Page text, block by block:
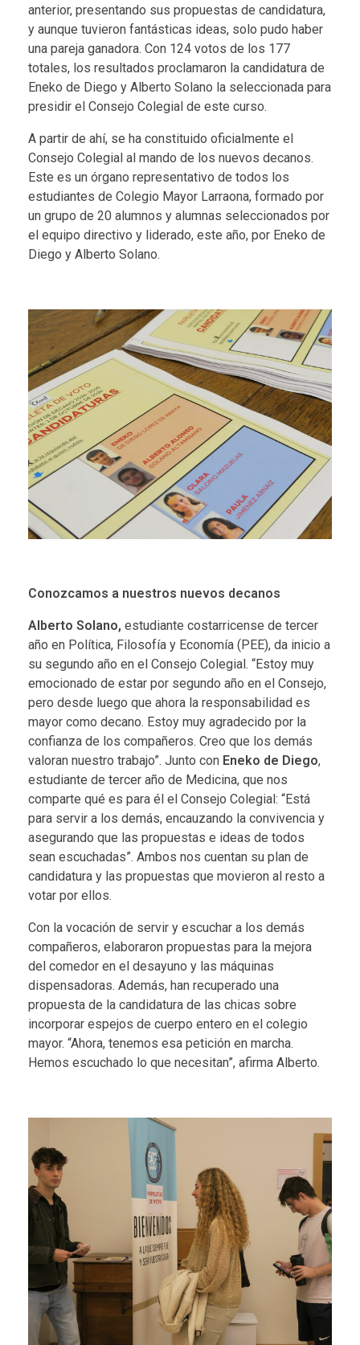
anterior, presentando sus propuestas de candidatura,
y aunque tuvieron fantásticas ideas, solo pudo haber
una pareja ganadora. Con 124 votos de los 177
totales, los resultados proclamaron la candidatura de
Eneko de Diego y Alberto Solano la seleccionada para
presidir el Consejo Colegial de este curso.
A partir de ahí, se ha constituido oficialmente el
Consejo Colegial al mando de los nuevos decanos.
Este es un órgano representativo de todos los
estudiantes de Colegio Mayor Larraona, formado por
un grupo de 20 alumnos y alumnas seleccionados por
el equipo directivo y liderado, este año, por Eneko de
Diego y Alberto Solano.
Conozcamos a nuestros nuevos decanos
Alberto Solano, estudiante costarricense de tercer
año en Política, Filosofía y Economía (PEE), da inicio a
su segundo año en el Consejo Colegial. “Estoy muy
emocionado de estar por segundo año en el Consejo,
pero desde luego que ahora la responsabilidad es
mayor como decano. Estoy muy agradecido por la
confianza de los compañeros. Creo que los demás
valoran nuestro trabajo”. Junto con Eneko de Diego,
estudiante de tercer año de Medicina, que nos
comparte qué es para él el Consejo Colegial: “Está
para servir a los demás, encauzando la convivencia y
asegurando que las propuestas e ideas de todos
sean escuchadas”. Ambos nos cuentan su plan de
candidatura y las propuestas que movieron al resto a
votar por ellos.
Con la vocación de servir y escuchar a los demás
compañeros, elaboraron propuestas para la mejora
del comedor en el desayuno y las máquinas
dispensadoras. Además, han recuperado una
propuesta de la candidatura de las chicas sobre
incorporar espejos de cuerpo entero en el colegio
mayor. “Ahora, tenemos esa petición en marcha.
Hemos escuchado lo que necesitan”, afirma Alberto.